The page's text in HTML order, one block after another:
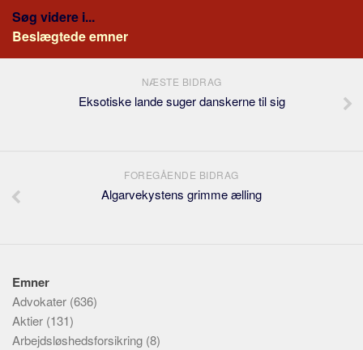
Søg videre i...
Beslægtede emner
NÆSTE BIDRAG
Eksotiske lande suger danskerne til sig
FOREGÅENDE BIDRAG
Algarvekystens grimme ælling
Emner
Advokater (636)
Aktier (131)
Arbejdsløshedsforsikring (8)